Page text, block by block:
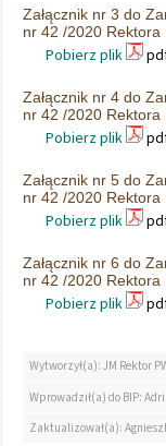
Załącznik nr 3 do
nr 42 /2020 Rektora
Pobierz plik
Załącznik nr 4 do
nr 42 /2020 Rektora
Pobierz plik
Załącznik nr 5 do
nr 42 /2020 Rektora
Pobierz plik
Załącznik nr 6 do
nr 42 /2020 Rektora
Pobierz plik
Wytworzył(a): JM Rektor
Wprowadził(a) do BIP:
Zaktualizował(a):